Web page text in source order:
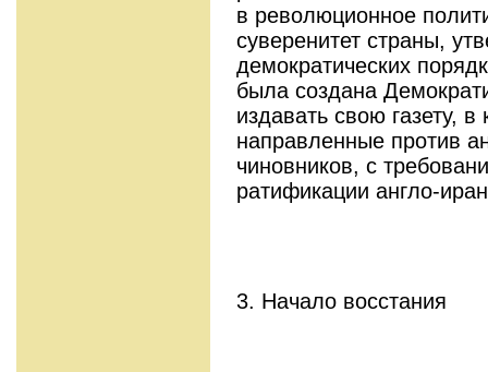
в революционное
суверенитет страны,
демократических
была создана
издавать свою газету, в
направленные против
чиновников, с
ратификации англо-
3. Начало восстания